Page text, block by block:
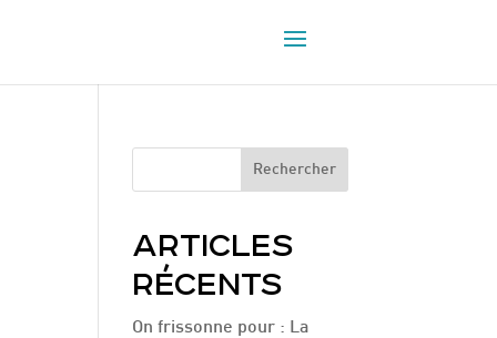
Rechercher
ARTICLES
RÉCENTS
On frissonne pour : La